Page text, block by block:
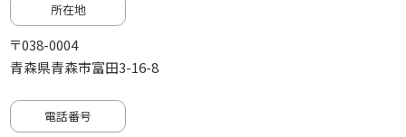
所在地
〒038-0004
青森県青森市富田3-16-8
電話番号